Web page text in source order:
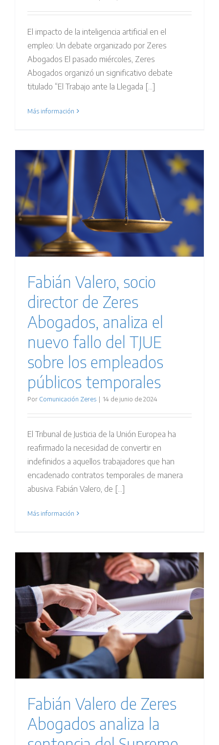
El impacto de la inteligencia artificial en el
empleo: Un debate organizado por Zeres
Abogados El pasado miércoles, Zeres
Abogados organizó un significativo debate
titulado “El Trabajo ante la Llegada [...]
Más información
Fabián Valero, socio
director de Zeres
Abogados, analiza el
nuevo fallo del TJUE
sobre los empleados
públicos temporales
Por Comunicación Zeres | 14 de junio de 2024
El Tribunal de Justicia de la Unión Europea ha
reafirmado la necesidad de convertir en
indefinidos a aquellos trabajadores que han
encadenado contratos temporales de manera
abusiva. Fabián Valero, de [...]
Más información
Fabián Valero de Zeres
Abogados analiza la